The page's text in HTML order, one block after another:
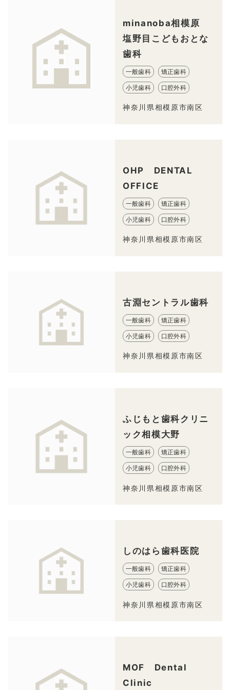
minanoba相模原
塩野目こどもおとな
歯科
一般歯科 矯正歯科
小児歯科 口腔外科
神奈川県相模原市南区
OHP DENTAL
OFFICE
一般歯科 矯正歯科
小児歯科 口腔外科
神奈川県相模原市南区
古淵セントラル歯科
一般歯科 矯正歯科
小児歯科 口腔外科
神奈川県相模原市南区
ふじもと歯科クリニ
ック相模大野
一般歯科 矯正歯科
小児歯科 口腔外科
神奈川県相模原市南区
しのはら歯科医院
一般歯科 矯正歯科
小児歯科 口腔外科
神奈川県相模原市南区
MOF Dental
Clinic